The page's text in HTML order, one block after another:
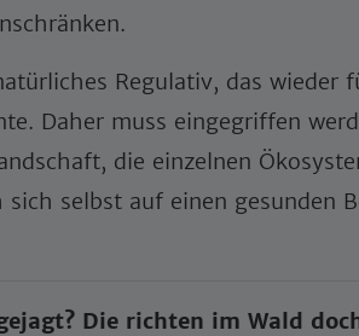
Regulativ, das wieder
Daher muss eingegriffen
die einzelnen
selbst auf einen gesunden
Die richten im Wald